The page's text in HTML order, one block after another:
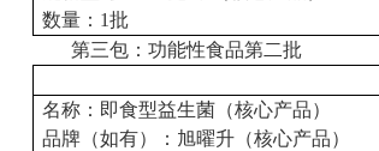
数量： 1批
第三包：功能性食品第二批
名称：即食型益生菌（核心产品）
品牌（如有）
：旭曜升（核心产品）